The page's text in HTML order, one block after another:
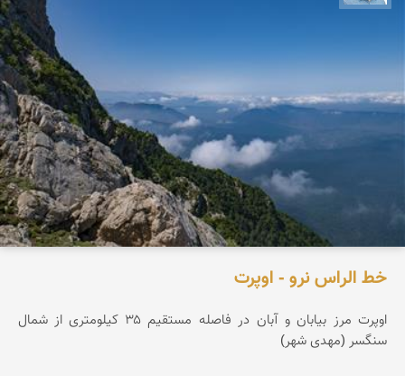
خط الراس نرو - اوپرت
اوپرت مرز بیابان و آبان در فاصله مستقیم ۳۵ کیلومتری از شمال
سنگسر (مهدی شهر)